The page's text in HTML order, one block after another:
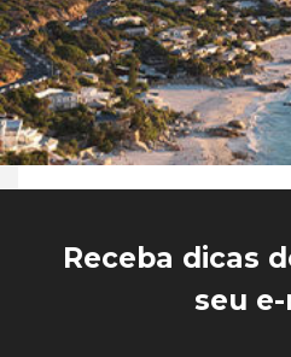
Receba dicas
seu